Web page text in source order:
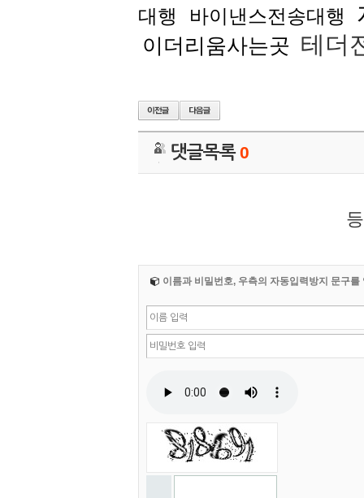
대행 바이낸스전송대행
이더리움사는곳 테더
댓글목록0
이름과 비밀번호, 우측의 자동입력방지 문구를